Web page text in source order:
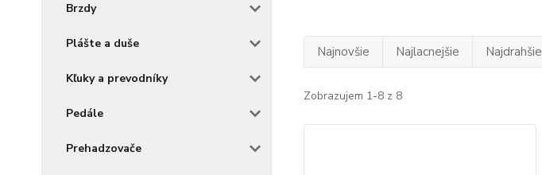
Brzdy
Plášte a duše
Kľuky a prevodníky
Pedále
Prehadzovače
Najnovšie Najlacnejšie Najdrahšie
Zobrazujem 1-8 z 8